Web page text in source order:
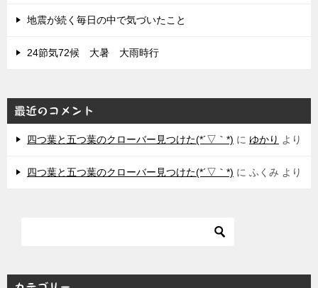
地震が続く毎日の中で気づいたこと
24節気72候 大暑 大雨時行
最近のコメント
四つ葉と五つ葉のクローバー見つけた(*´▽｀*) に ゆかり より
四つ葉と五つ葉のクローバー見つけた(*´▽｀*) に ふくみ より